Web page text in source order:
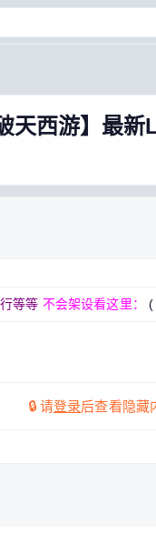
天西游】最
等等 不会架设看这里： (
🔒 请登录后查看隐藏